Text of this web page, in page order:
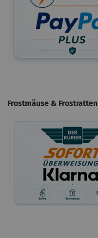
Frostmäuse & Frostratten